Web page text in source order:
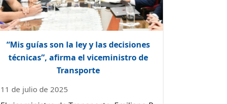
“Mis guías son la ley y las decisiones
técnicas”, afirma el viceministro de
Transporte
11 de julio de 2025